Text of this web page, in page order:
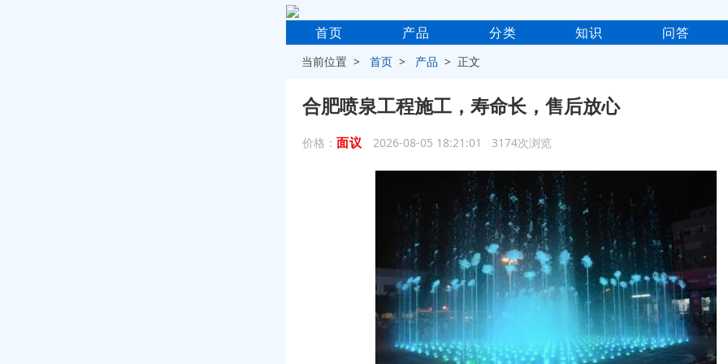
首页 产品 分类 知识 问答
当前位置 >首页 > 产品 > 正文
合肥喷泉工程施工，寿命长，售后放心
价格： 面议 2026-08-05 18:21:01 3174次浏览